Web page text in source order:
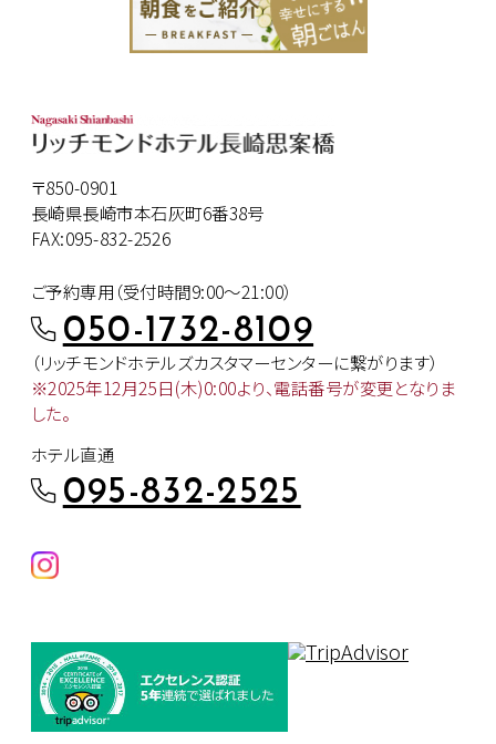
〒850-0901
長崎県長崎市本石灰町6番38号
FAX:095-832-2526
ご予約専用（受付時間9:00～21:00）
050-1732-8109
（リッチモンドホテルズカスタマーセンターに繋がります）
※2025年12月25日(木)0:00より、電話番号が変更となりま
した。
ホテル直通
095-832-2525